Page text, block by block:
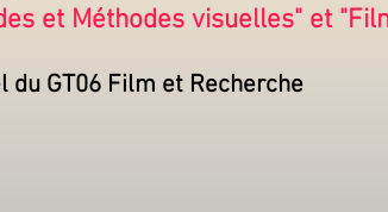
et Méthodes visuelles" et
du GT06 Film et Recherche